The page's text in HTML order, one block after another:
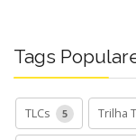
Tags
TLCs 5 Trilha